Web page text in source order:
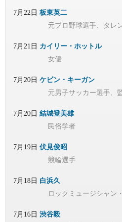
7月22日 板東英二
元プロ野球選手、タレ
7月21日 カイリー・ホットル
女優
7月20日 ケビン・キーガン
元男子サッカー選手、
7月20日 結城登美雄
民俗学者
7月19日 伏見俊昭
競輪選手
7月18日 白浜久
ロックミュージシャン
7月16日 渋谷毅